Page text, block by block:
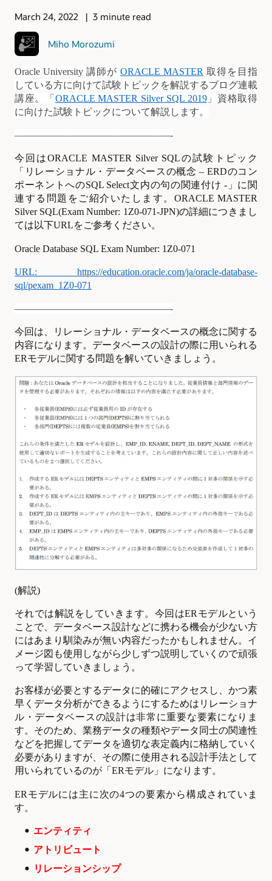
March 24, 2022 3 minute read
Miho Morozumi
Oracle University 講師が ORACLE MASTER 取得を目指
している方に向けて試験トピックを解説するブログ連載
講座。「 ORACLE MASTER Silver SQL 2019」資格取得
に向けた試験トピックについて解説します。
————————————————-
今回はORACLE MASTER Silver SQLの試験トピック
「リレーショナル・データベースの概念 – ERDのコン
ポーネントへのSQL Select文内の句の関連付け -」に関
連する問題をご紹介いたします。ORACLE MASTER
Silver SQL(Exam Number: 1Z0-071-JPN)の詳細につきまし
ては以下URLをご参考ください。
Oracle Database SQL Exam Number: 1Z0-071
URL: https://education.oracle.com/ja/oracle-database-
sql/pexam_1Z0-071
————————————————-
今回は、リレーショナル・データベースの概念に関する
内容になります。データベースの設計の際に用いられる
ERモデルに関する問題を解いていきましょう。
(解説)
それでは解説をしていきます。今回はERモデルという
ことで、データベース設計などに携わる機会が少ない方
にはあまり馴染みが無い内容だったかもしれません。イ
メージ図も使用しながら少しずつ説明していくので頑張
って学習していきましょう。
お客様が必要とするデータに的確にアクセスし、かつ素
早くデータ分析ができるようにするためはリレーショナ
ル・データベースの設計は非常に重要な要素になりま
す。そのため、業務データの種類やデータ同士の関連性
などを把握してデータを適切な表定義内に格納していく
必要がありますが、その際に使用される設計手法として
用いられているのが「ERモデル」になります。
ER モデルには主に次の4つの要素から構成されていま
す。
エンティティ
アトリビュート
リレーションシップ